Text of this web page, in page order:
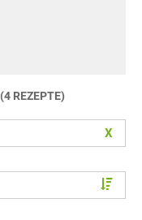
(4 REZEPTE)
X